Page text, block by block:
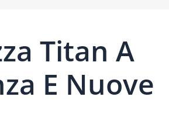
Titan A
E Nuove